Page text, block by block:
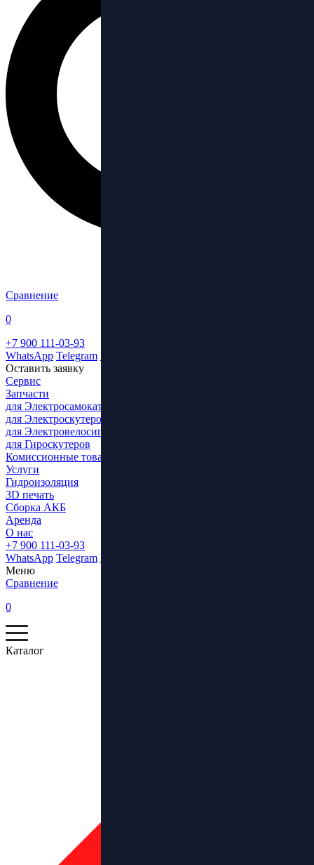
Сравнение
0
+7 900 111-03-93
WhatsApp Telegram ВКонтакте
Оставить заявку
Сервис
Запчасти
для Электросамокатов
для Электроскутеров
для Электровелосипедов
для Гироскутеров
Комиссионные товары
Услуги
Гидроизоляция
3D печать
Сборка АКБ
Аренда
О нас
+7 900 111-03-93
WhatsApp Telegram ВКонтакте
Меню
Сравнение
0
Каталог